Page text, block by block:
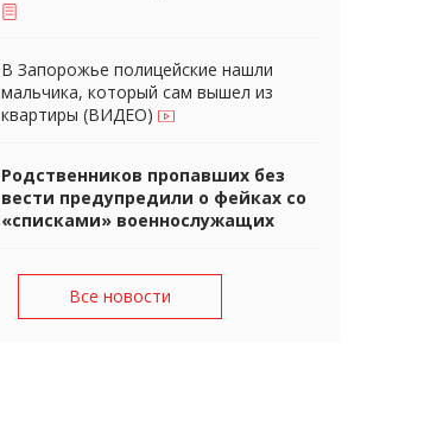
В Запорожье полицейские нашли
мальчика, который сам вышел из
квартиры (ВИДЕО)
Родственников пропавших без
вести предупредили о фейках со
«списками» военнослужащих
Все новости